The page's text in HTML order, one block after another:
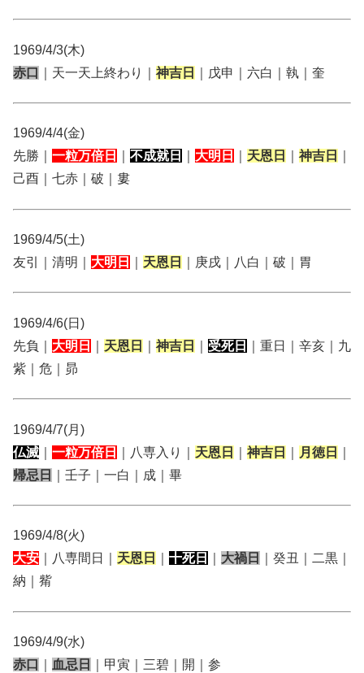
1969/4/3(木)
赤口
｜天一天上終わり｜ 神吉日 ｜戊申｜六白｜執｜奎
1969/4/4(金)
先勝｜ 一粒万倍日 不成就日 大明日 天恩日 神吉日
己酉｜七赤｜破｜婁
1969/4/5(土)
友引｜清明｜ 大明日 天恩日 ｜庚戌｜八白｜破｜胃
1969/4/6(日)
先負｜ 大明日 天恩日 神吉日 受死日
｜重日｜辛亥｜九
紫｜危｜昴
1969/4/7(月)
仏滅
一粒万倍日 ｜八専入り｜ 天恩日 神吉日 月徳日
帰忌日
｜壬子｜一白｜成｜畢
1969/4/8(火)
大安 ｜八専間日｜ 天恩日 十死日 大禍日
｜癸丑｜二黒｜
納｜觜
1969/4/9(水)
赤口
血忌日 ｜甲寅｜三碧｜開｜参